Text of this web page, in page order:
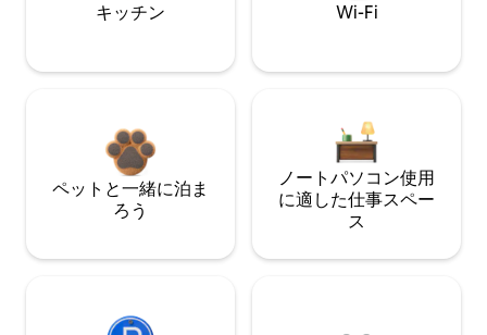
キッチン Wi-Fi
ペットと一緒に泊ま
ろう
ノートパソコン使用
に適した仕事スペー
ス